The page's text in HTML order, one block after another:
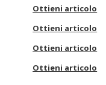
Ottieni articolo
Ottieni articolo
Ottieni articolo
Ottieni articolo